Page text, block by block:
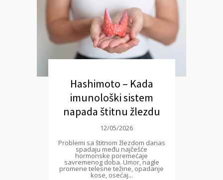
Hashimoto – Kada
imunološki sistem
napada štitnu žlezdu
12/05/2026
Problemi sa štitnom žlezdom danas
spadaju među najčešće
hormonske poremećaje
savremenog doba. Umor, nagle
promene telesne težine, opadanje
kose, osećaj...